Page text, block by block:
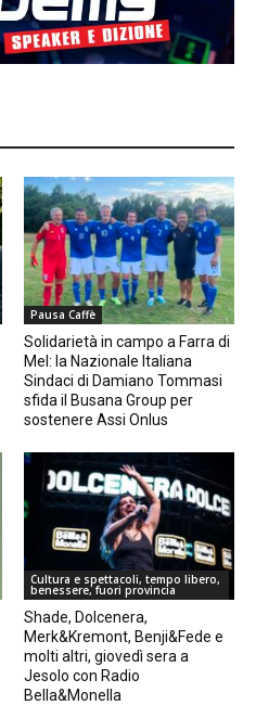
Pausa Caffè
Solidarietà in campo a Farra di
Mel: la Nazionale Italiana
Sindaci di Damiano Tommasi
sfida il Busana Group per
sostenere Assi Onlus
Cultura e spettacoli, tempo libero,
benessere, fuori provincia
Shade, Dolcenera,
Merk&Kremont, Benji&Fede e
molti altri, giovedì sera a
Jesolo con Radio
Bella&Monella